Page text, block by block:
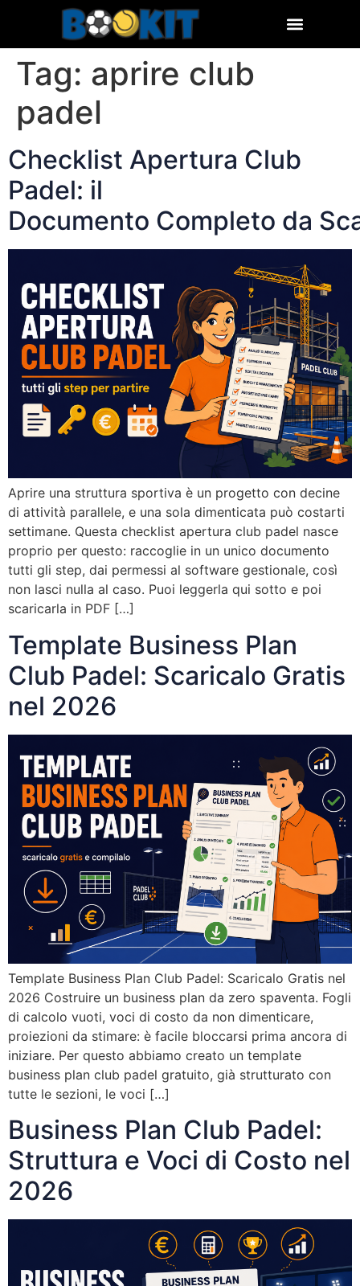
Tag: aprire club
padel
Checklist Apertura Club
Padel: il
Documento Completo da
Aprire una struttura sportiva è un progetto con decine
di attività parallele, e una sola dimenticata può costarti
settimane. Questa checklist apertura club padel nasce
proprio per questo: raccoglie in un unico documento
tutti gli step, dai permessi al software gestionale, così
non lasci nulla al caso. Puoi leggerla qui sotto e poi
scaricarla in PDF […]
Template Business Plan
Club Padel: Scaricalo Gratis
nel 2026
Template Business Plan Club Padel: Scaricalo Gratis nel
2026 Costruire un business plan da zero spaventa. Fogli
di calcolo vuoti, voci di costo da non dimenticare,
proiezioni da stimare: è facile bloccarsi prima ancora di
iniziare. Per questo abbiamo creato un template
business plan club padel gratuito, già strutturato con
tutte le sezioni, le voci […]
Business Plan Club Padel:
Struttura e Voci di Costo nel
2026